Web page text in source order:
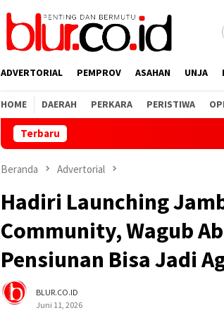
ADVERTORIAL PEMPROV ASAHAN UNJA
HOME DAERAH PERKARA PERISTIWA
Terbaru Tegas! PKS
Beranda Advertorial
Hadiri Launching
Community, Wagub
Pensiunan Bisa Jadi
BLUR.CO.ID
Juni 11, 2026